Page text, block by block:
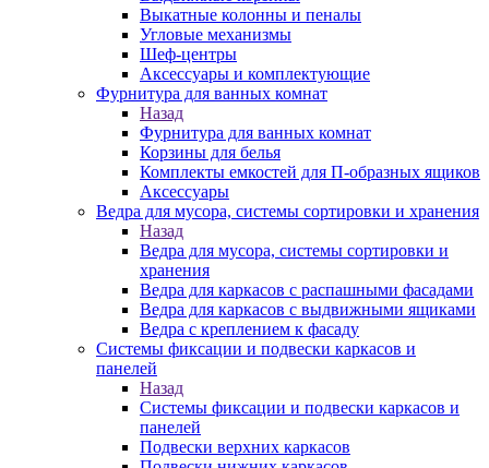
Выкатные колонны и пеналы
Угловые механизмы
Шеф-центры
Аксессуары и комплектующие
Фурнитура для ванных комнат
Назад
Фурнитура для ванных комнат
Корзины для белья
Комплекты емкостей для П-образных ящиков
Аксессуары
Ведра для мусора, системы сортировки и хранения
Назад
Ведра для мусора, системы сортировки и
хранения
Ведра для каркасов с распашными фасадами
Ведра для каркасов с выдвижными ящиками
Ведра с креплением к фасаду
Системы фиксации и подвески каркасов и
панелей
Назад
Системы фиксации и подвески каркасов и
панелей
Подвески верхних каркасов